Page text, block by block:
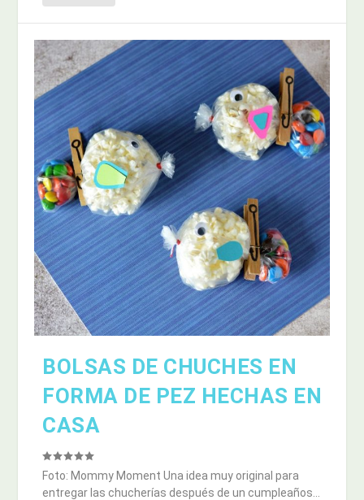
BOLSAS DE CHUCHES EN
FORMA DE PEZ HECHAS EN
CASA
Foto: Mommy Moment Una idea muy original para
entregar las chucherías después de un cumpleaños...